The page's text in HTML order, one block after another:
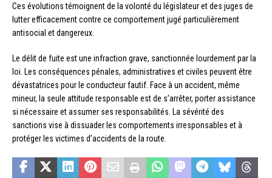
Ces évolutions témoignent de la volonté du législateur et des juges de
lutter efficacement contre ce comportement jugé particulièrement
antisocial et dangereux.
Le délit de fuite est une infraction grave, sanctionnée lourdement par la
loi. Les conséquences pénales, administratives et civiles peuvent être
dévastatrices pour le conducteur fautif. Face à un accident, même
mineur, la seule attitude responsable est de s’arrêter, porter assistance
si nécessaire et assumer ses responsabilités. La sévérité des
sanctions vise à dissuader les comportements irresponsables et à
protéger les victimes d’accidents de la route.